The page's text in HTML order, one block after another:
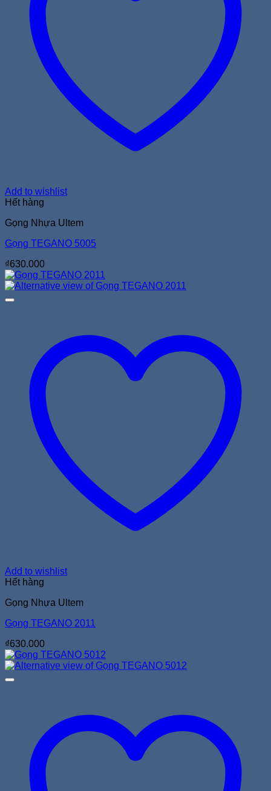
Add to wishlist
Hết hàng
Gọng Nhựa Ultem
Gọng TEGANO 5005
₫630.000
Add to wishlist
Hết hàng
Gọng Nhựa Ultem
Gọng TEGANO 2011
₫630.000